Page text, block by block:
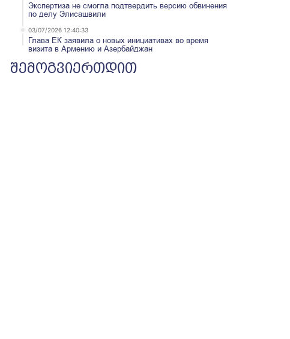
Экспертиза не смогла подтвердить версию обвинения
по делу Элисашвили
03/07/2026 12:40:33
Глава ЕК заявила о новых инициативах во время
визита в Армению и Азербайджан
შემოგვიერთდით